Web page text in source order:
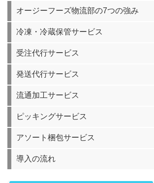
オージーフーズ物流部の7つの強み
冷凍・冷蔵保管サービス
受注代行サービス
発送代行サービス
流通加工サービス
ピッキングサービス
アソート梱包サービス
導入の流れ